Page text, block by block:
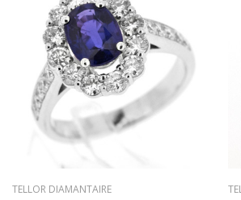
TELLOR DIAMANTAIRE